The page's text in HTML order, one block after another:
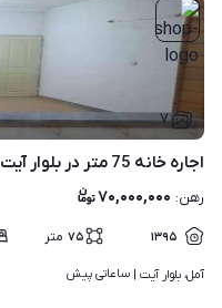
۷
اجاره خانه 75 متر در بلوار آیت
رهن: ۷۰,۰۰۰,۰۰۰
۱۳۹۵ ۷۵ متر
آمل، بلوار آیت | ساعاتی پیش